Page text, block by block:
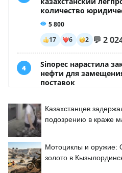
Казахстанцев
подозрению в краже
Мотоциклы и оружие:
золото в